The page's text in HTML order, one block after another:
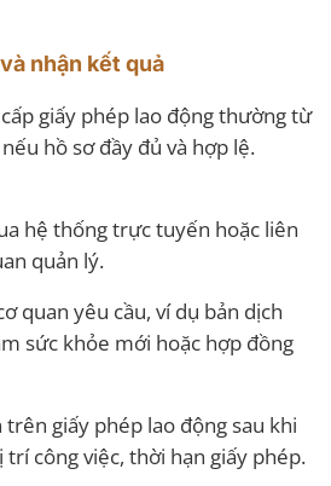
nhận kết quả
giấy phép lao động thường từ
hồ sơ đầy đủ và hợp lệ.
hệ thống trực tuyến hoặc liên
quản lý.
quan yêu cầu, ví dụ bản dịch
sức khỏe mới hoặc hợp đồng
giấy phép lao động sau khi
trí công việc, thời hạn giấy phép.